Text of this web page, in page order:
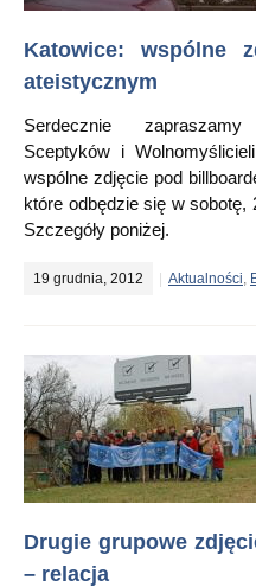
Katowice: wspólne
ateistycznym
Serdecznie
Sceptyków i
wspólne zdjęcie pod
które odbędzie się w sobotę,
Szczegóły poniżej.
19 grudnia, 2012 Aktualności,
Drugie grupowe
– relacja